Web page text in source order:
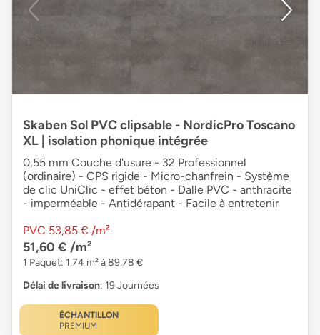
Skaben Sol PVC clipsable - NordicPro Toscano
XL | isolation phonique intégrée
0,55 mm Couche d'usure - 32 Professionnel
(ordinaire) - CPS rigide - Micro-chanfrein - Système
de clic UniClic - effet béton - Dalle PVC - anthracite
- imperméable - Antidérapant - Facile à entretenir
PVC 53,85 € /m²
51,60 € /m²
1 Paquet: 1,74 m² à 89,78 €
Délai de livraison: 19 Journées
ÉCHANTILLON
PREMIUM